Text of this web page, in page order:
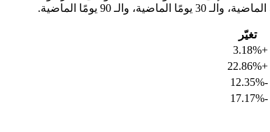
تغيّر
+3.18%
+22.86%
-12.35%
-17.17%